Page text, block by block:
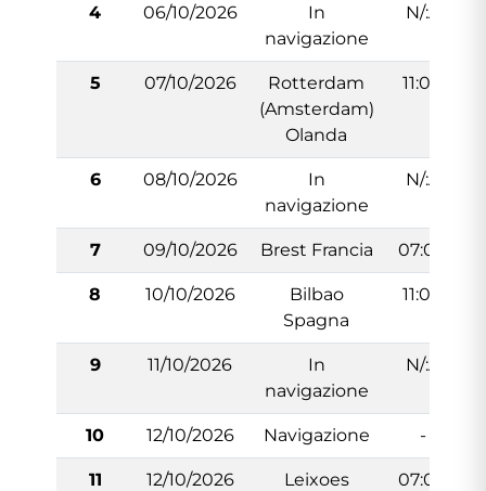
4 06/10/2026
In
navigazione
N/:A
5 07/10/2026
Rotterdam
(Amsterdam)
Olanda
11:00
6 08/10/2026
In
navigazione
N/:A
7 09/10/2026 Brest Francia 07:00
8 10/10/2026
Bilbao
Spagna
11:00
9 11/10/2026
In
navigazione
N/:A
10 12/10/2026 Navigazione -
11 12/10/2026
Leixoes
07:00